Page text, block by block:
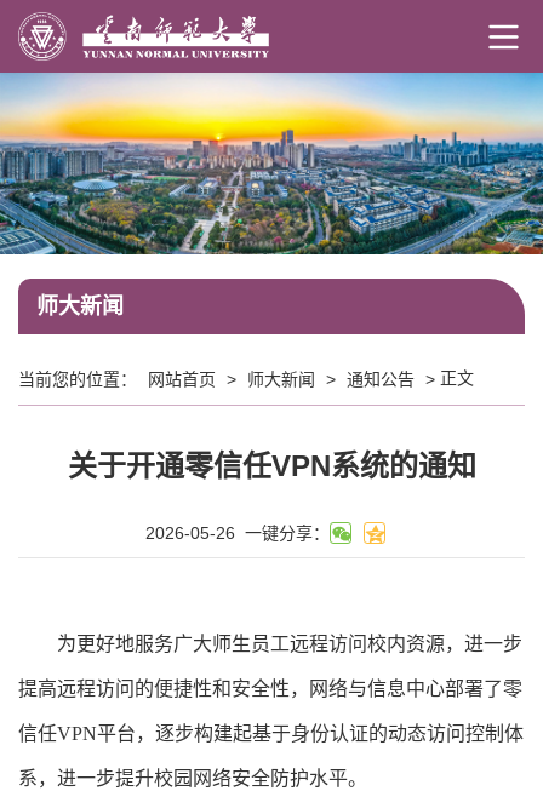
师大新闻
当前您的位置： 网站首页 > 师大新闻 > 通知公告 > 正文
关于开通零信任VPN系统的通知
2026-05-26 一键分享：
为更好地服务广大师生员工远程访问校内资源，进一步
提高远程访问的便捷性和安全性，网络与信息中心部署了零
信任VPN平台，逐步构建起基于身份认证的动态访问控制体
系，进一步提升校园网络安全防护水平。